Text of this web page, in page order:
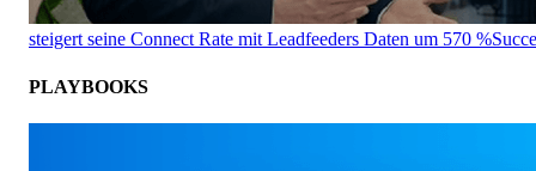
steigert seine Connect Rate mit Leadfeeders Daten um 570 %
PLAYBOOKS